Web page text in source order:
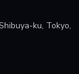
ku, Tokyo,